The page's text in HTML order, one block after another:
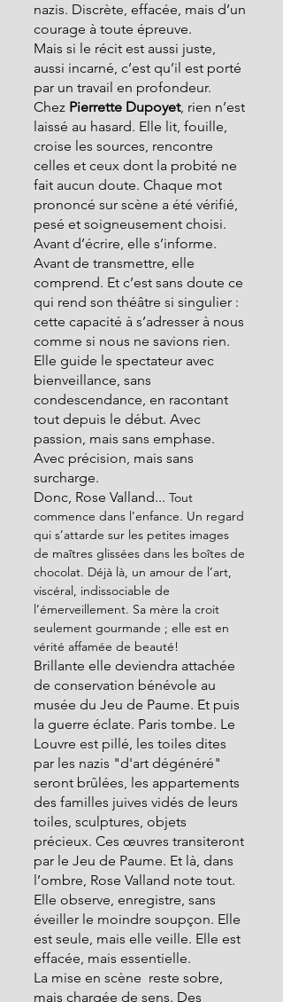
nazis. Discrète, effacée, mais d’un
courage à toute épreuve.
Mais si le récit est aussi juste,
aussi incarné, c’est qu’il est porté
par un travail en profondeur.
Chez Pierrette Dupoyet, rien n’est
laissé au hasard. Elle lit, fouille,
croise les sources, rencontre
celles et ceux dont la probité ne
fait aucun doute. Chaque mot
prononcé sur scène a été vérifié,
pesé et soigneusement choisi.
Avant d’écrire, elle s’informe.
Avant de transmettre, elle
comprend. Et c’est sans doute ce
qui rend son théâtre si singulier :
cette capacité à s’adresser à nous
comme si nous ne savions rien.
Elle guide le spectateur avec
bienveillance, sans
condescendance, en racontant
tout depuis le début. Avec
passion, mais sans emphase.
Avec précision, mais sans
surcharge.
Donc, Rose Valland... Tout
commence dans l’enfance. Un regard
qui s’attarde sur les petites images
de maîtres glissées dans les boîtes de
chocolat. Déjà là, un amour de l’art,
viscéral, indissociable de
l’émerveillement. Sa mère la croit
seulement gourmande ; elle est en
vérité affamée de beauté!
Brillante elle deviendra attachée
de conservation bénévole au
musée du Jeu de Paume. Et puis
la guerre éclate. Paris tombe. Le
Louvre est pillé, les toiles dites
par les nazis "d'art dégénéré"
seront brûlées, les appartements
des familles juives vidés de leurs
toiles, sculptures, objets
précieux. Ces œuvres transiteront
par le Jeu de Paume. Et là, dans
l’ombre, Rose Valland note tout.
Elle observe, enregistre, sans
éveiller le moindre soupçon. Elle
est seule, mais elle veille. Elle est
effacée, mais essentielle.
La mise en scène  reste sobre,
mais chargée de sens. Des